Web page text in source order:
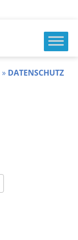
» DATENSCHUTZ